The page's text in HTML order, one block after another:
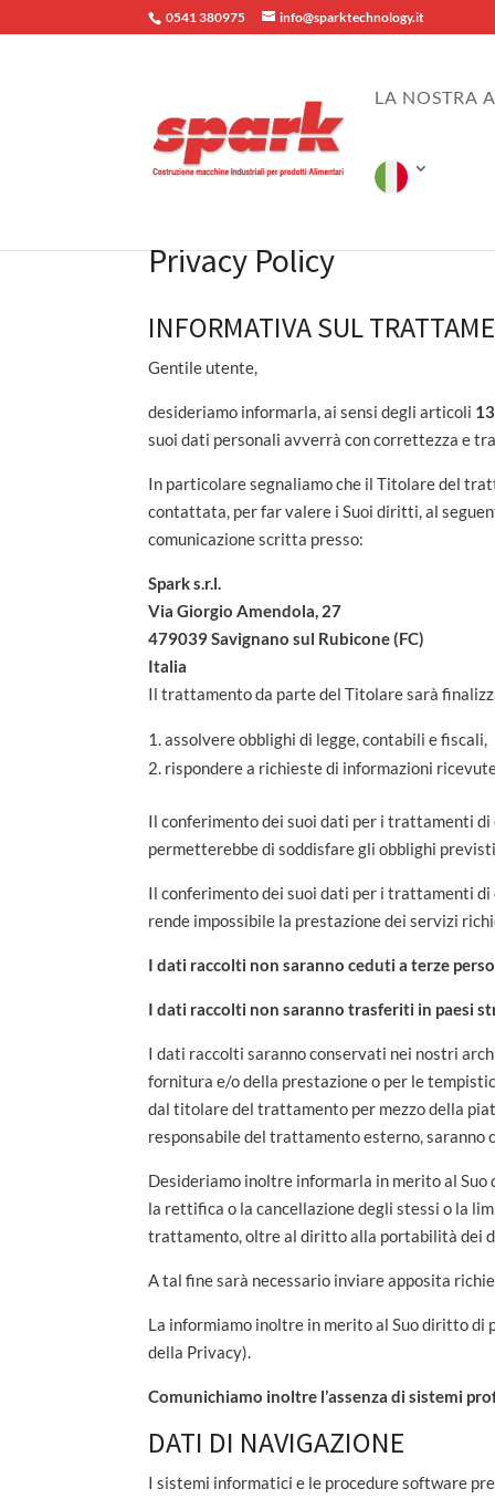
0541 380975 info@sparktechnology.it
LA NOSTRA
Privacy Policy
INFORMATIVA SUL
Gentile utente,
desideriamo informarla, ai sensi degli articoli
suoi dati personali avverrà con correttezza e
In particolare segnaliamo che il Titolare del
contattata, per far valere i Suoi diritti, al
comunicazione scritta presso:
Spark s.r.l.
Via Giorgio Amendola, 27
479039 Savignano sul Rubicone (FC)
Italia
Il trattamento da parte del Titolare sarà
assolvere obblighi di legge, contabili e fiscali,
rispondere a richieste di informazioni
Il conferimento dei suoi dati per i trattamenti
permetterebbe di soddisfare gli obblighi
Il conferimento dei suoi dati per i trattamenti
rende impossibile la prestazione dei servizi
I dati raccolti non saranno ceduti a terze
I dati raccolti non saranno trasferiti in paesi
I dati raccolti saranno conservati nei nostri
fornitura e/o della prestazione o per le
dal titolare del trattamento per mezzo della
responsabile del trattamento esterno, saranno
Desideriamo inoltre informarla in merito al
la rettifica o la cancellazione degli stessi o la
trattamento, oltre al diritto alla portabilità dei
A tal fine sarà necessario inviare apposita
La informiamo inoltre in merito al Suo diritto
della Privacy).
Comunichiamo inoltre l’assenza di sistemi
DATI DI NAVIGAZIONE
I sistemi informatici e le procedure software